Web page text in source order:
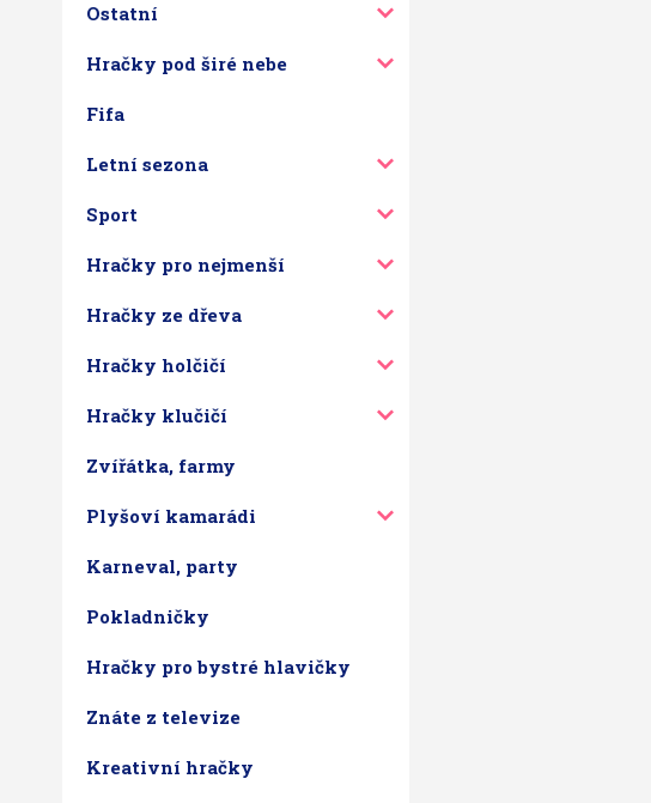
Ostatní
Hračky pod širé nebe
Fifa
Letní sezona
Sport
Hračky pro nejmenší
Hračky ze dřeva
Hračky holčičí
Hračky klučičí
Zvířátka, farmy
Plyšoví kamarádi
Karneval, party
Pokladničky
Hračky pro bystré hlavičky
Znáte z televize
Kreativní hračky